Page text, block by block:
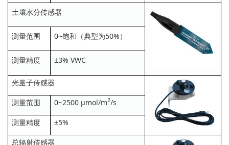
土壤水分传感器
测量范围 0~饱和（典型为50%）
测量精度 ±3% VWC
光量子传感器
测量范围 0~2500 μmol/m2/s
测量精度 ±5%
总辐射传感器